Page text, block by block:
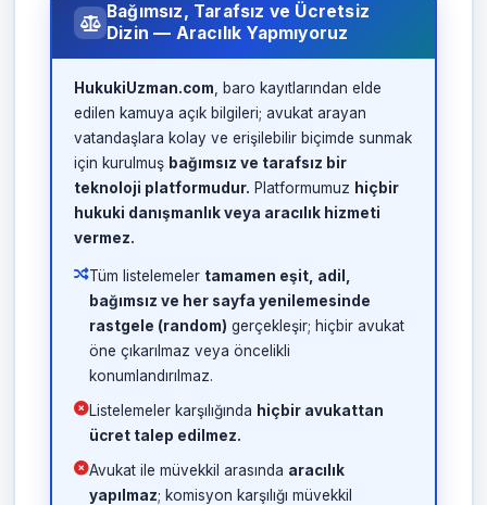
Bağımsız, Tarafsız ve Ücretsiz
Dizin — Aracılık Yapmıyoruz
HukukiUzman.com , baro kayıtlarından elde
edilen kamuya açık bilgileri; avukat arayan
vatandaşlara kolay ve erişilebilir biçimde sunmak
için kurulmuş bağımsız ve tarafsız bir
teknoloji platformudur. Platformumuz hiçbir
hukuki danışmanlık veya aracılık hizmeti
vermez.
Tüm listelemeler tamamen eşit, adil,
bağımsız ve her sayfa yenilemesinde
rastgele (random) gerçekleşir; hiçbir avukat
öne çıkarılmaz veya öncelikli
konumlandırılmaz.
Listelemeler karşılığında hiçbir avukattan
ücret talep edilmez.
Avukat ile müvekkil arasında aracılık
yapılmaz; komisyon karşılığı müvekkil